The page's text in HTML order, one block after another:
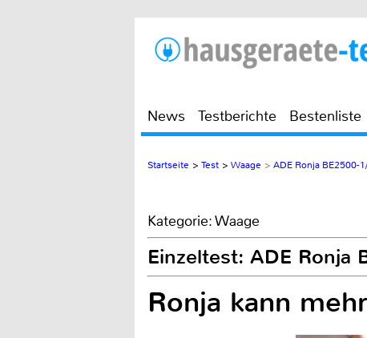
News Testberichte Bestenliste
Startseite > Test > Waage > ADE Ronja BE2500-
Kategorie: Waage
Einzeltest: ADE Ronja
Ronja kann